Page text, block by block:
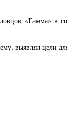
«Гамма» в
выявлял цели